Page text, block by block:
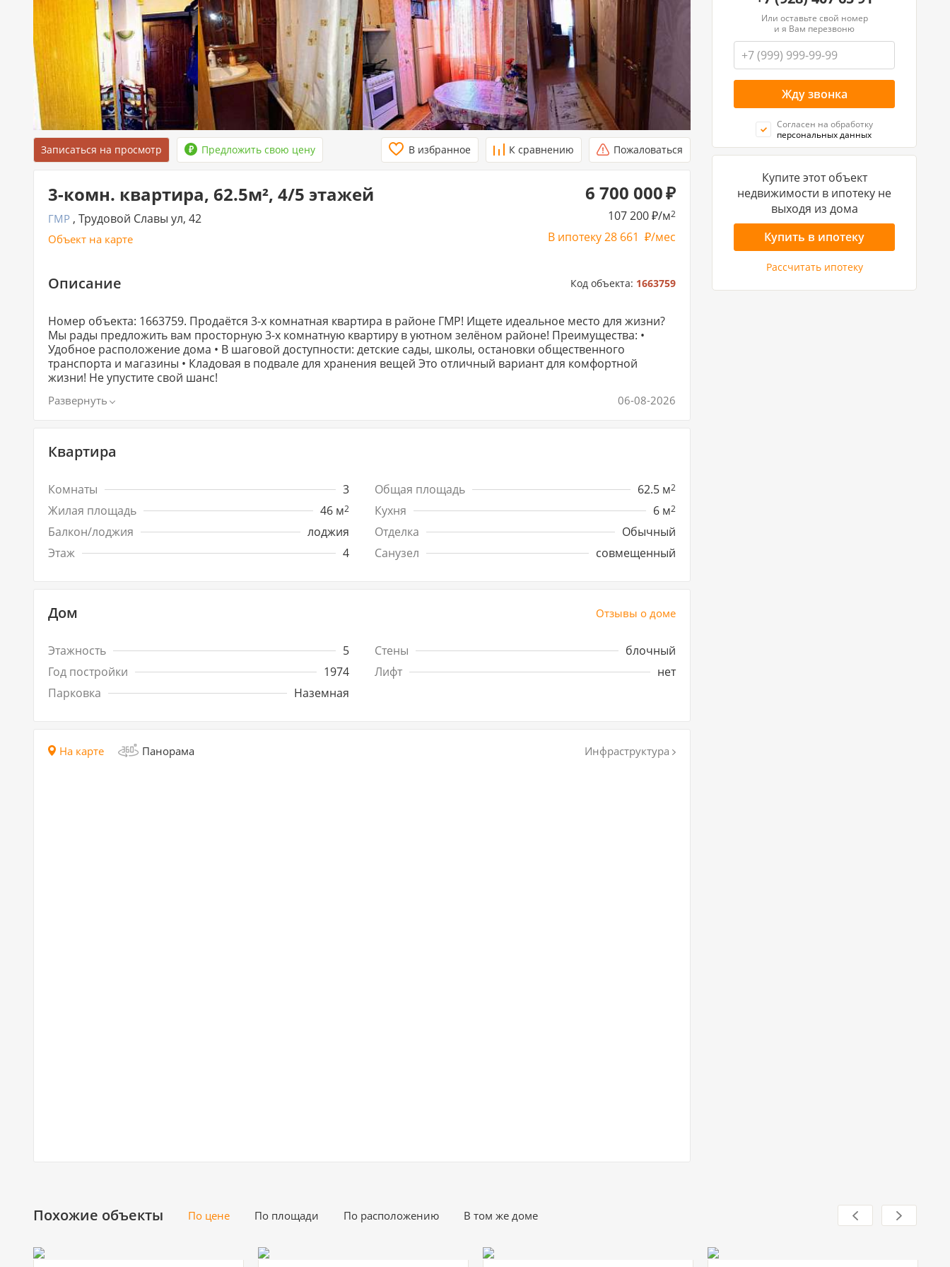
Записаться на просмотр Предложить свою цену В избранное К сравнению Пожаловаться
3-комн. квартира, 62.5м², 4/5 этажей
ГМР , Трудовой Славы ул, 42
Объект на карте
6 700 000
107 200 /м2
В ипотеку28 661 /мес
Описание Код объекта: 1663759
Номер объекта: 1663759. Продаётся 3-х комнатная квартира в районе ГМР! Ищете идеальное место для жизни?
Мы рады предложить вам просторную 3-х комнатную квартиру в уютном зелёном районе! Преимущества: •
Удобное расположение дома • В шаговой доступности: детские сады, школы, остановки общественного
транспорта и магазины • Кладовая в подвале для хранения вещей Это отличный вариант для комфортной
жизни! Не упустите свой шанс!
06-08-2026
Квартира
Комнаты 3 Общая площадь 62.5 м2
Жилая площадь 46 м2 Кухня 6 м2
Балкон/лоджия лоджия Отделка
Обычный
Этаж
4 Санузел совмещенный
Дом Отзывы о доме
Этажность 5 Стены
блочный
Год постройки
1974 Лифт
нет
Парковка
Наземная
На карте Панорама Инфраструктура
Или оставьте свой номер
и я Вам перезвоню
Согласен на обработку
персональных данных
Купите этот объект
недвижимости в ипотеку не
выходя из дома
Купить в ипотеку
Рассчитать ипотеку
Похожие объекты По цене По площади По расположению В том же доме